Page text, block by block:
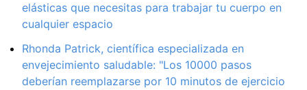
elásticas que necesitas para trabajar tu cuerpo en
cualquier espacio
Rhonda Patrick, científica especializada en
envejecimiento saludable: "Los 10000 pasos
deberían reemplazarse por 10 minutos de ejercicio